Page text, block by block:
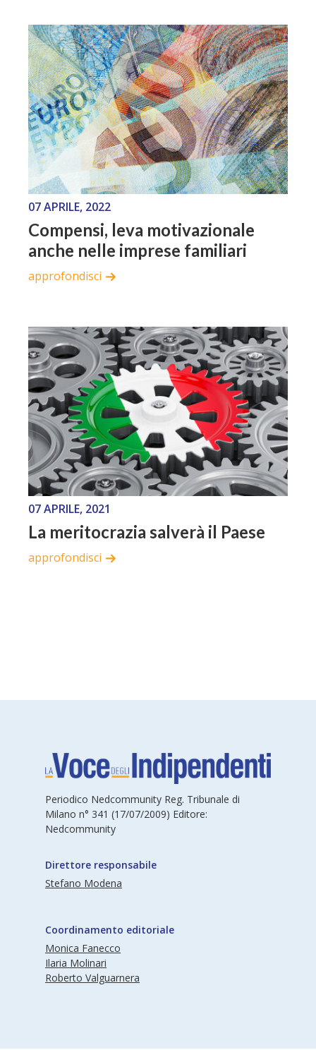
07 APRILE, 2022
Compensi, leva motivazionale
anche nelle imprese familiari
approfondisci
07 APRILE, 2021
La meritocrazia salverà il Paese
approfondisci
Periodico Nedcommunity Reg. Tribunale di
Milano n° 341 (17/07/2009) Editore:
Nedcommunity
Direttore responsabile
Stefano Modena
Coordinamento editoriale
Monica Fanecco
Ilaria Molinari
Roberto Valguarnera